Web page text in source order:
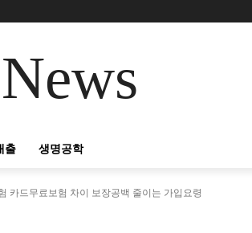
출 생명공학
카드무료보험 차이 보장공백 줄이는 가입요령